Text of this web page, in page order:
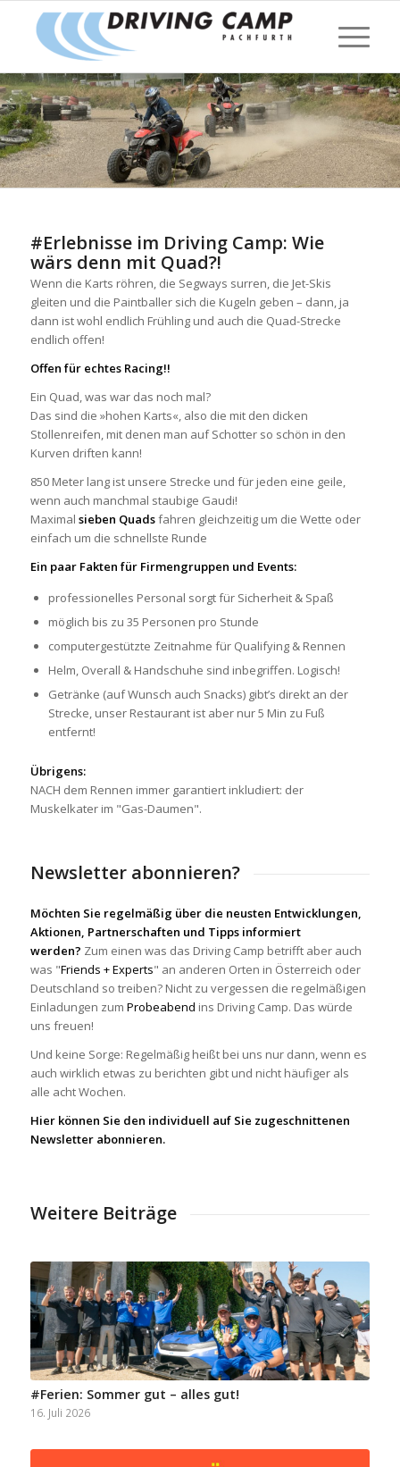
#Erlebnisse im Driving Camp: Wie
wärs denn mit Quad?!
Wenn die Karts röhren, die Segways surren, die Jet-Skis
gleiten und die Paintballer sich die Kugeln geben – dann, ja
dann ist wohl endlich Frühling und auch die Quad-Strecke
endlich offen!
Offen für echtes Racing!!
Ein Quad, was war das noch mal?
Das sind die »hohen Karts«, also die mit den dicken
Stollenreifen, mit denen man auf Schotter so schön in den
Kurven driften kann!
850 Meter lang ist unsere Strecke und für jeden eine geile,
wenn auch manchmal staubige Gaudi!
Maximal sieben Quadsfahren gleichzeitig um die Wette oder
einfach um die schnellste Runde
Ein paar Fakten für Firmengruppen und Events:
professionelles Personal sorgt für Sicherheit & Spaß
möglich bis zu 35 Personen pro Stunde
computergestützte Zeitnahme für Qualifying & Rennen
Helm, Overall & Handschuhe sind inbegriffen. Logisch!
Getränke (auf Wunsch auch Snacks) gibt’s direkt an der
Strecke, unser Restaurant ist aber nur 5 Min zu Fuß
entfernt!
Übrigens:
NACH dem Rennen immer garantiert inkludiert: der
Muskelkater im "Gas-Daumen".
Newsletter abonnieren?
Möchten Sie regelmäßig über die neusten Entwicklungen,
Aktionen, Partnerschaften und Tipps informiert
werden? Zum einen was das Driving Camp betrifft aber auch
was "Friends + Experts" an anderen Orten in Österreich oder
Deutschland so treiben? Nicht zu vergessen die regelmäßigen
Einladungen zum Probeabend ins Driving Camp. Das würde
uns freuen!
Und keine Sorge: Regelmäßig heißt bei uns nur dann, wenn es
auch wirklich etwas zu berichten gibt und nicht häufiger als
alle acht Wochen.
Hier können Sie den individuell auf Sie zugeschnittenen
Newsletter abonnieren.
Weitere Beiträge
#Ferien: Sommer gut – alles gut!
16. Juli 2026